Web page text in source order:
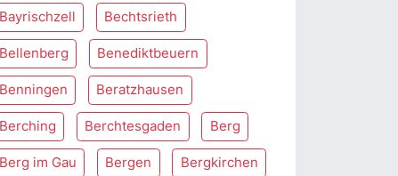
Bayrischzell Bechtsrieth
Bellenberg Benediktbeuern
Benningen Beratzhausen
Berching Berchtesgaden Berg
Berg im Gau Bergen Bergkirchen